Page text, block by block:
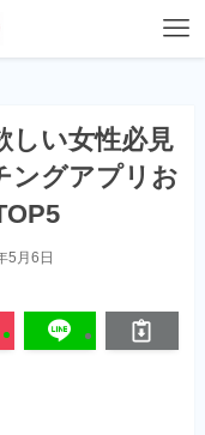
しい女性必見
ングアプリお
5月6日